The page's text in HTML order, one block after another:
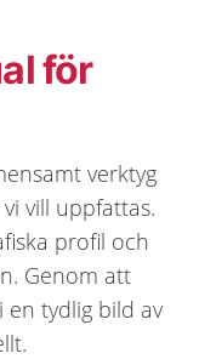
för
verktyg
vill uppfattas.
profil och
Genom att
tydlig bild av